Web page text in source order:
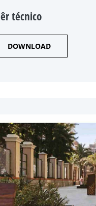
técnico
DOWNLOAD